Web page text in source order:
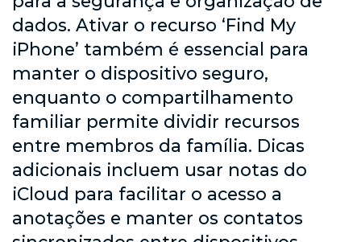
dados. Ativar o recurso ‘Find My
iPhone’ também é essencial para
manter o dispositivo seguro,
enquanto o compartilhamento
familiar permite dividir recursos
entre membros da família. Dicas
adicionais incluem usar notas do
iCloud para facilitar o acesso a
anotações e manter os contatos